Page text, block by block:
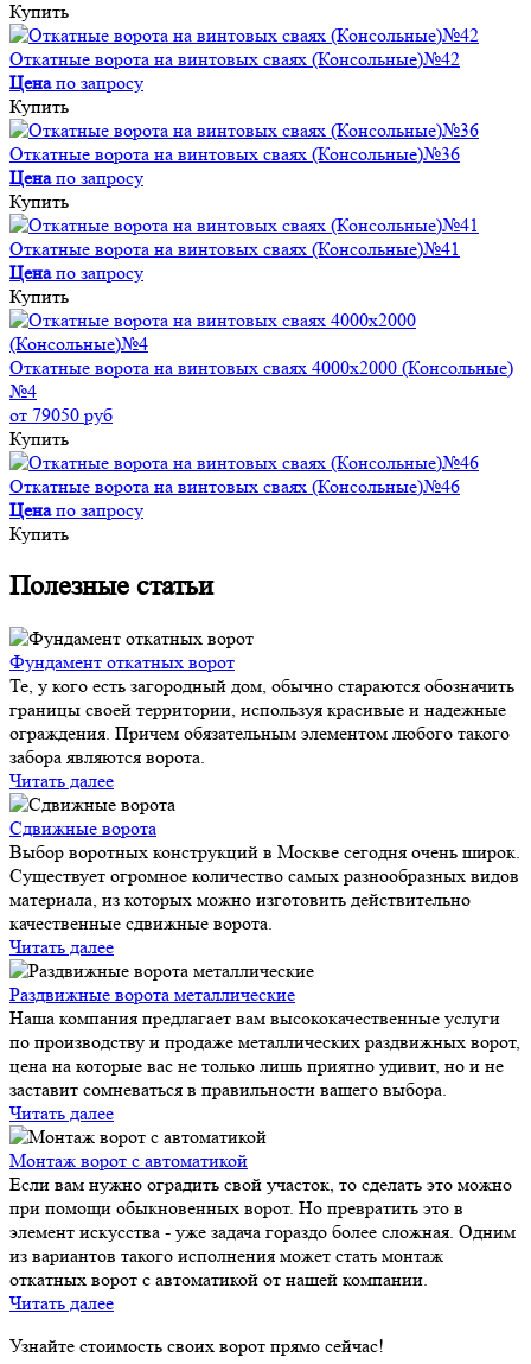
Купить
Откатные ворота на винтовых сваях (Консольные)№42
Ценапо запросу
Купить
Откатные ворота на винтовых сваях (Консольные)№36
Ценапо запросу
Купить
Откатные ворота на винтовых сваях (Консольные)№41
Ценапо запросу
Купить
Откатные ворота на винтовых сваях 4000x2000 (Консольные)
№4
от 79050 руб
Купить
Откатные ворота на винтовых сваях (Консольные)№46
Ценапо запросу
Купить
Полезные статьи
Фундамент откатных ворот
Те, у кого есть загородный дом, обычно стараются обозначить
границы своей территории, используя красивые и надежные
ограждения. Причем обязательным элементом любого такого
забора являются ворота.
Читать далее
Сдвижные ворота
Выбор воротных конструкций в Москве сегодня очень широк.
Существует огромное количество самых разнообразных видов
материала, из которых можно изготовить действительно
качественные сдвижные ворота.
Читать далее
Раздвижные ворота металлические
Наша компания предлагает вам высококачественные услуги
по производству и продаже металлических раздвижных ворот,
цена на которые вас не только лишь приятно удивит, но и не
заставит сомневаться в правильности вашего выбора.
Читать далее
Монтаж ворот с автоматикой
Если вам нужно оградить свой участок, то сделать это можно
при помощи обыкновенных ворот. Но превратить это в
элемент искусства - уже задача гораздо более сложная. Одним
из вариантов такого исполнения может стать монтаж
откатных ворот с автоматикой от нашей компании.
Читать далее
Узнайте стоимость своих ворот прямо сейчас!